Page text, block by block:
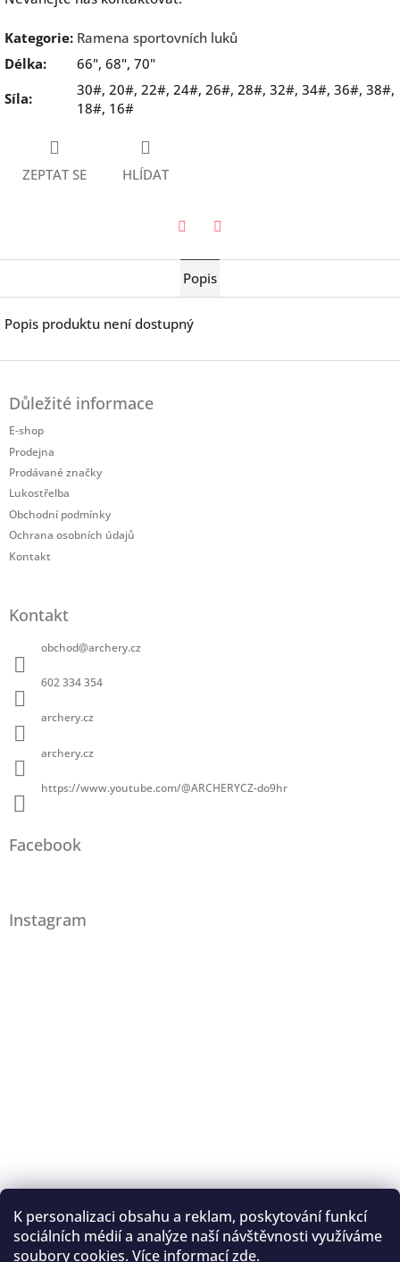
K personalizaci obsahu a reklam, poskytování funkcí
sociálních médií a analýze naší návštěvnosti využíváme
soubory cookies. Více informacízde.
Kategorie: Ramena sportovních luků
Délka:
66", 68", 70"
Síla:
30#, 20#, 22#, 24#, 26#, 28#, 32#, 34#, 36#, 38#,
18#, 16#
ZEPTAT SE HLÍDAT
Popis
Popis produktu není dostupný
Důležité informace
E-shop
Prodejna
Prodávané značky
Lukostřelba
Obchodní podmínky
Ochrana osobních údajů
Kontakt
Kontakt
obchod@archery.cz
602 334 354
archery.cz
archery.cz
https://www.youtube.com/@ARCHERYCZ-do9hr
Facebook
Instagram
Sledovat na Instagramu